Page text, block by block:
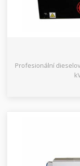
Profesionální